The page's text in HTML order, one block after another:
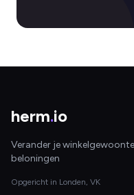
herm.io
Verander je
beloningen
Opgericht in Londen, VK